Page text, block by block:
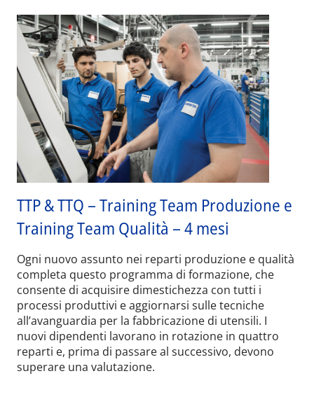
TTP & TTQ – Training Team Produzione e
Training Team Qualità – 4 mesi
Ogni nuovo assunto nei reparti produzione e qualità
completa questo programma di formazione, che
consente di acquisire dimestichezza con tutti i
processi produttivi e aggiornarsi sulle tecniche
all’avanguardia per la fabbricazione di utensili. I
nuovi dipendenti lavorano in rotazione in quattro
reparti e, prima di passare al successivo, devono
superare una valutazione.